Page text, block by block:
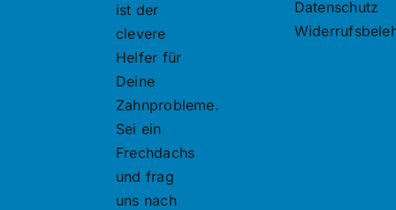
ist der
clevere
Helfer für
Deine
Zahnprobleme.
Sei ein
Frechdachs
und frag
uns nach
Datenschutz